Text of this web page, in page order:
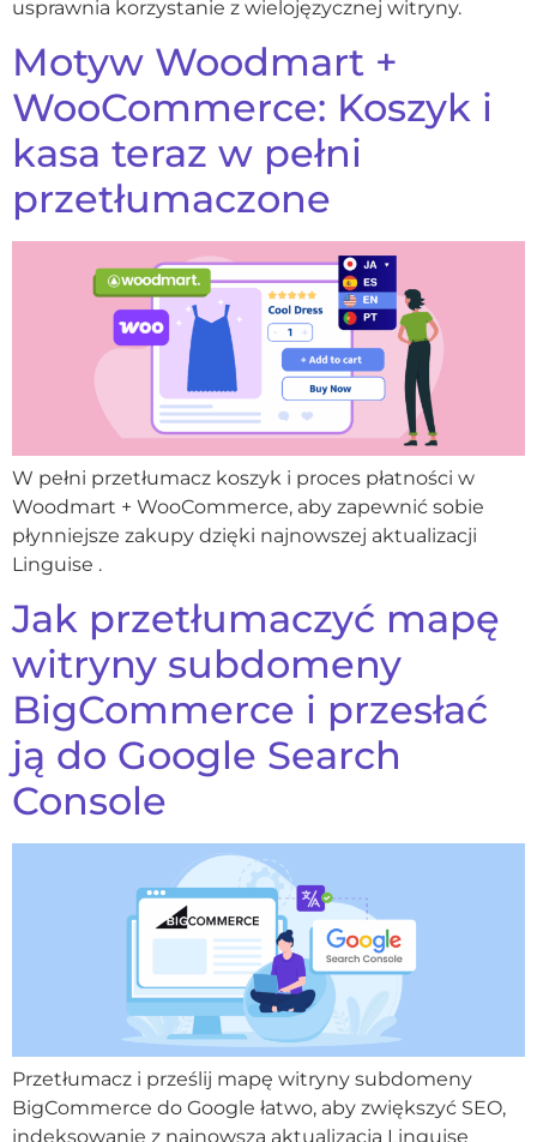
usprawnia korzystanie z wielojęzycznej witryny.
Motyw Woodmart +
WooCommerce: Koszyk i
kasa teraz w pełni
przetłumaczone
W pełni przetłumacz koszyk i proces płatności w
Woodmart + WooCommerce, aby zapewnić sobie
płynniejsze zakupy dzięki najnowszej aktualizacji
Linguise .
Jak przetłumaczyć mapę
witryny subdomeny
BigCommerce i przesłać
ją do Google Search
Console
Przetłumacz i prześlij mapę witryny subdomeny
BigCommerce do Google łatwo, aby zwiększyć SEO,
indeksowanie z najnowszą aktualizacją Linguise